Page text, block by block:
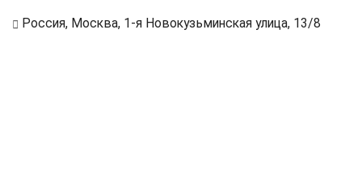
Россия, Москва, 1-я Новокузьминская улица, 13/8